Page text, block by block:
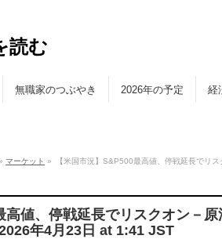
読む
無職家のつぶやき 2026年の予定 経
マーケット » 【米国市況】S&P500最高値、停戦延長でリ
高値、停戦延長でリスクオン－
年4月23日 at 1:41 JST